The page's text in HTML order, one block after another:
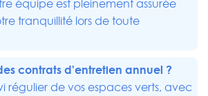
équipe est pleinement assurée
tranquillité lors de toute
contrats d'entretien annuel ?
régulier de vos espaces verts, avec